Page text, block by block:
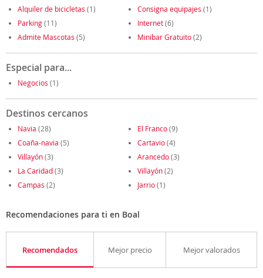
Alquiler de bicicletas (1) Consigna equipajes (1)
Parking(11) Internet(6)
Admite Mascotas (5) Minibar Gratuito(2)
Especial para...
Negocios (1)
Destinos cercanos
Navia (28) El Franco(9)
Coaña-navia (5) Cartavio(4)
Villayón(3) Arancedo(3)
La Caridad(3) Villayón(2)
Campas (2) Jarrio(1)
Recomendaciones para ti en Boal
Recomendados Mejor precio Mejor valorados